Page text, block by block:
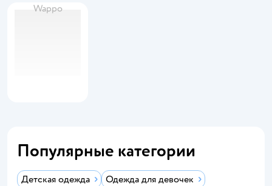
Wappo
Популярные категории
Детская одежда
Одежда для девочек